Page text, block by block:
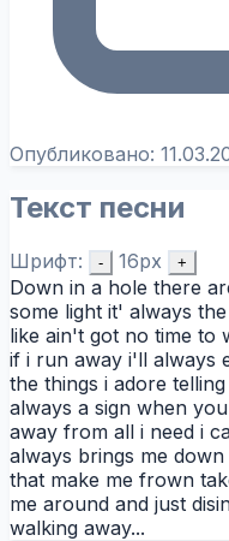
Опубликовано:
Текст песни
Шрифт: - 16px +
Down in a hole there
some light it' always
like ain't got no time to
if i run away i'll always
the things i adore
always a sign when
away from all i need i
always brings me
that make me frown
me around and just
walking away...